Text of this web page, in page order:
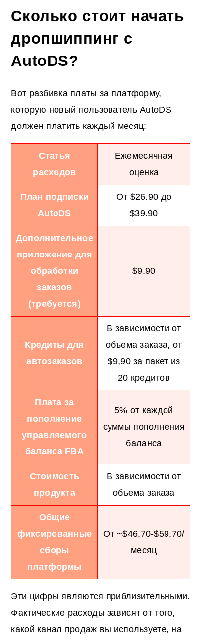
Сколько стоит начать
дропшиппинг с
AutoDS?
Вот разбивка платы за платформу,
которую новый пользователь AutoDS
должен платить каждый месяц:
Статья
расходов
Ежемесячная
оценка
План подписки
AutoDS
От $26.90 до
$39.90
Дополнительное
приложение для
обработки
заказов
(требуется)
$9.90
Кредиты для
автозаказов
В зависимости от
объема заказа, от
$9,90 за пакет из
20 кредитов
Плата за
пополнение
управляемого
баланса FBA
5% от каждой
суммы пополнения
баланса
Стоимость
продукта
В зависимости от
объема заказа
Общие
фиксированные
сборы
платформы
От ~$46,70-$59,70/
месяц
Эти цифры являются приблизительными.
Фактические расходы зависят от того,
какой канал продаж вы используете, на